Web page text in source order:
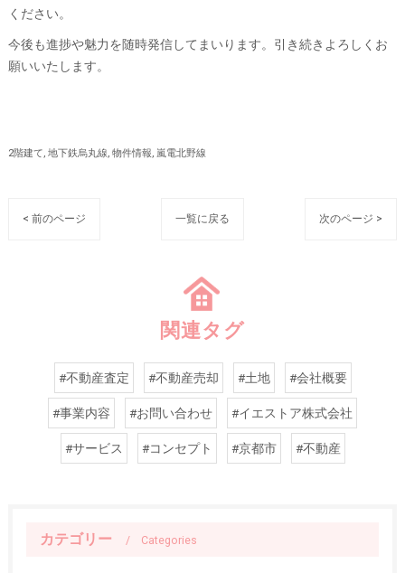
ください。
今後も進捗や魅力を随時発信してまいります。引き続きよろしくお
願いいたします。
2階建て 地下鉄烏丸線 物件情報 嵐電北野線
< 前のページ 一覧に戻る 次のページ >
関連タグ
#不動産査定 #不動産売却 #土地 #会社概要
#事業内容 #お問い合わせ #イエストア株式会社
#サービス #コンセプト #京都市 #不動産
カテゴリー Categories